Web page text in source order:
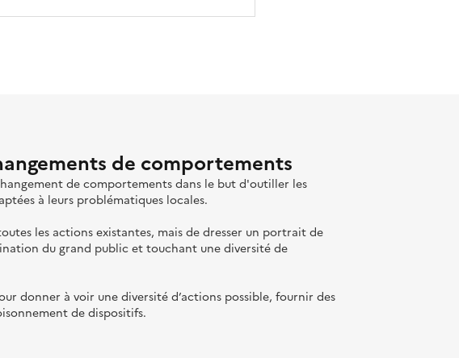
de comportements
de comportements dans le but d'outiller les
à leurs problématiques locales.
les actions existantes, mais de dresser un portrait de
du grand public et touchant une diversité de
donner à voir une diversité d’actions possible, fournir des
de dispositifs.